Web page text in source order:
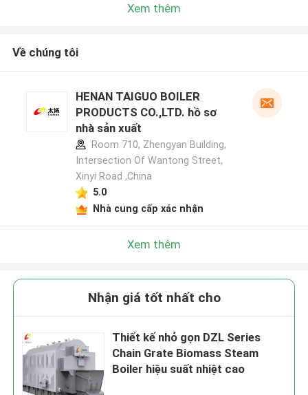
Xem thêm
Về chúng tôi
HENAN TAIGUO BOILER
PRODUCTS CO.,LTD. hồ sơ
nhà sản xuất
Room 710, Zhengyan Building,
Intersection Of Wantong Street,
Xinyi Road ,China
5.0
Nhà cung cấp xác nhận
Xem thêm
Nhận giá tốt nhất cho
Thiết kế nhỏ gọn DZL Series
Chain Grate Biomass Steam
Boiler hiệu suất nhiệt cao